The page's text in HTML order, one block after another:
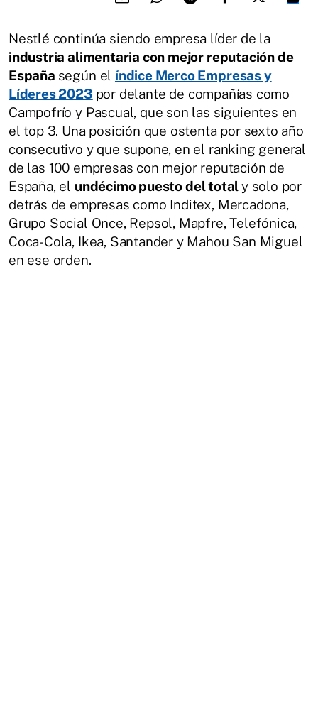
Nestlé continúa siendo empresa líder de la
industria alimentaria con mejor reputación de
España según el índice Merco Empresas y
Líderes 2023 por delante de compañías como
Campofrío y Pascual, que son las siguientes en
el top 3. Una posición que ostenta por sexto año
consecutivo y que supone, en el ranking general
de las 100 empresas con mejor reputación de
España, el undécimo puesto del totaly solo por
detrás de empresas como Inditex, Mercadona,
Grupo Social Once, Repsol, Mapfre, Telefónica,
Coca-Cola, Ikea, Santander y Mahou San Miguel
en ese orden.